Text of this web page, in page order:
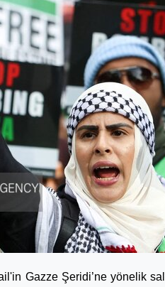
Gazze Şeridi’ne yönelik